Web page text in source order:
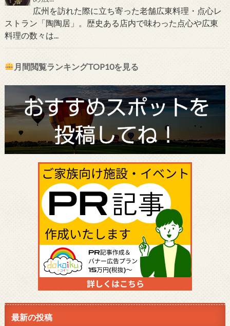
広州を訪れた際に立ち寄った老舗広東料理・点心レ
ストラン「陶陶居」。歴史ある店内で味わった点心や広東
料理の数々は...
月間閲覧ランキングTOP10を見る
最新の投稿